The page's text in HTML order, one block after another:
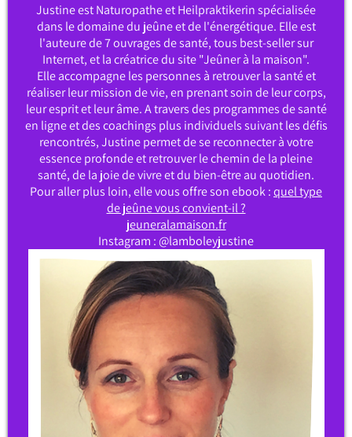
Justine est Naturopathe et Heilpraktikerin spécialisée
dans le domaine du jeûne et de l'énergétique. Elle est
l'auteure de 7 ouvrages de santé, tous best-seller sur
Internet, et la créatrice du site "Jeûner à la maison".
Elle accompagne les personnes à retrouver la santé et
réaliser leur mission de vie, en prenant soin de leur corps,
leur esprit et leur âme. A travers des programmes de santé
en ligne et des coachings plus individuels suivant les défis
rencontrés, Justine permet de se reconnecter à votre
essence profonde et retrouver le chemin de la pleine
santé, de la joie de vivre et du bien-être au quotidien.
Pour aller plus loin, elle vous offre son ebook :quel type
de jeûne vous convient-il ?
jeuneralamaison.fr
Instagram : @lamboleyjustine